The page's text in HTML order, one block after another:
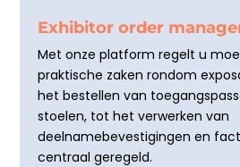
Exhibitor order
Met onze platform regelt u
praktische zaken rondom
het bestellen van
stoelen, tot het verwerken van
deelnamebevestigingen en
centraal geregeld.